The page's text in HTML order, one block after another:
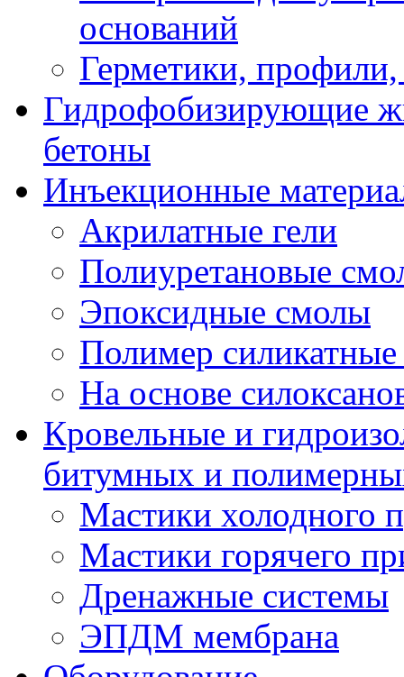
оснований
Герметики,
Гидрофобизирующие
бетоны
Инъекционные
Акрилатные гели
Полиуретановые
Эпоксидные смолы
Полимер
На основе
Кровельные и
битумных и
Мастики холодного
Мастики горячего
Дренажные системы
ЭПДМ мембрана